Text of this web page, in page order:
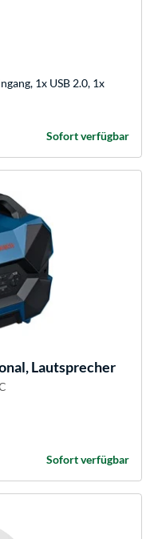
1x USB 2.0, 1x
Sofort verfügbar
Lautsprecher
Sofort verfügbar